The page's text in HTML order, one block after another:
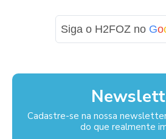
Siga o H2FOZ no Go
Cadastre-se na nossa
do que realmente